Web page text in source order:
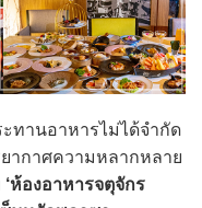
นอาหารไม่ได้จำกัด
ากาศความหลากหลาย
‘ห้องอาหารจตุจักร